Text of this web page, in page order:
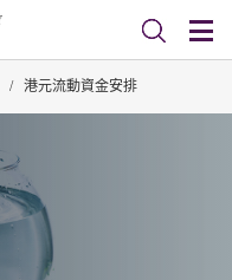
/ 港元流動資金安排